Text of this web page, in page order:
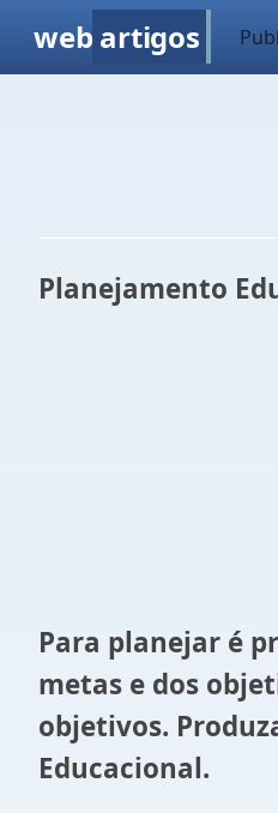
web artigos
Planejamento
Para planejar é
metas e dos
objetivos.
Educacional.